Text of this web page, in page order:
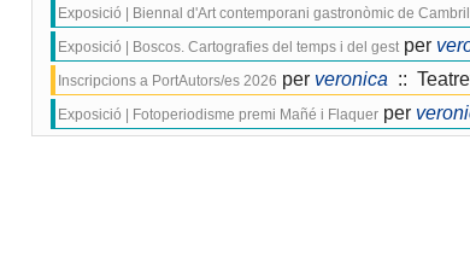
Exposició | Biennal d'Art contemporani gastronòmic de
Exposició | Boscos. Cartografies del temps i del gest per
Inscripcions a PortAutors/es 2026 per veronica ::
Exposició | Fotoperiodisme premi Mañé i Flaquer per